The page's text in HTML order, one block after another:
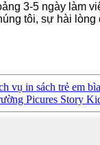
3-5 ngày làm
tôi, sự hài lòng
vụ in sách trẻ em
Picures Story